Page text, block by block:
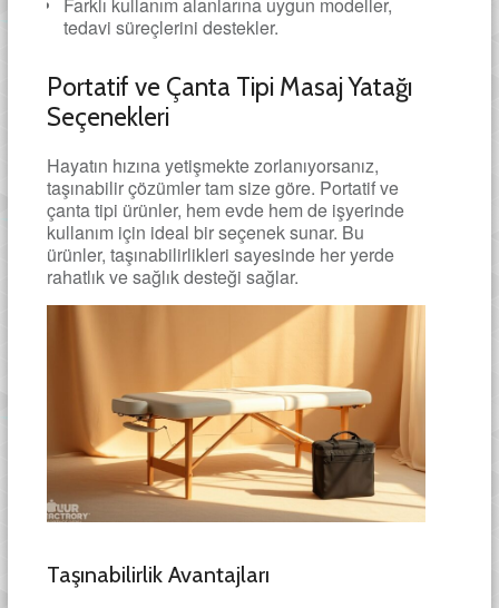
Farklı kullanım alanlarına uygun modeller,
tedavi süreçlerini destekler.
Portatif ve Çanta Tipi Masaj Yatağı
Seçenekleri
Hayatın hızına yetişmekte zorlanıyorsanız,
taşınabilir çözümler tam size göre. Portatif ve
çanta tipi ürünler, hem evde hem de işyerinde
kullanım için ideal bir seçenek sunar. Bu
ürünler, taşınabilirlikleri sayesinde her yerde
rahatlık ve sağlık desteği sağlar.
Taşınabilirlik Avantajları